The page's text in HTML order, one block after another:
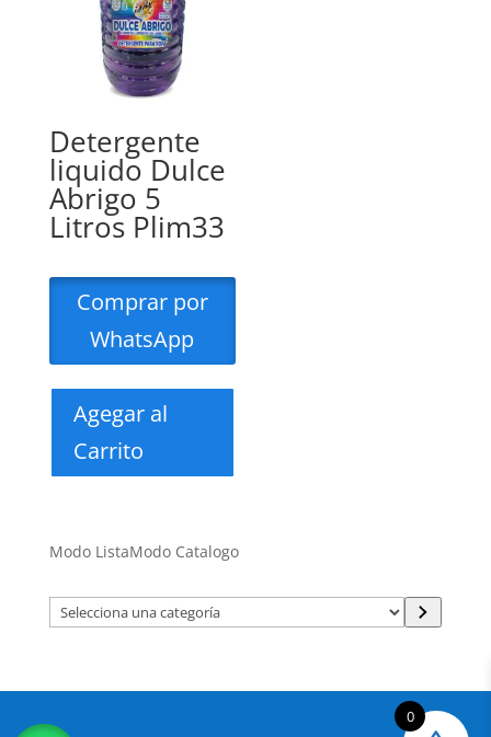
Detergente
liquido Dulce
Abrigo 5
Litros Plim33
Comprar por
WhatsApp
Agegar al
Carrito
Modo ListaModo Catalogo
Selecciona
una
0